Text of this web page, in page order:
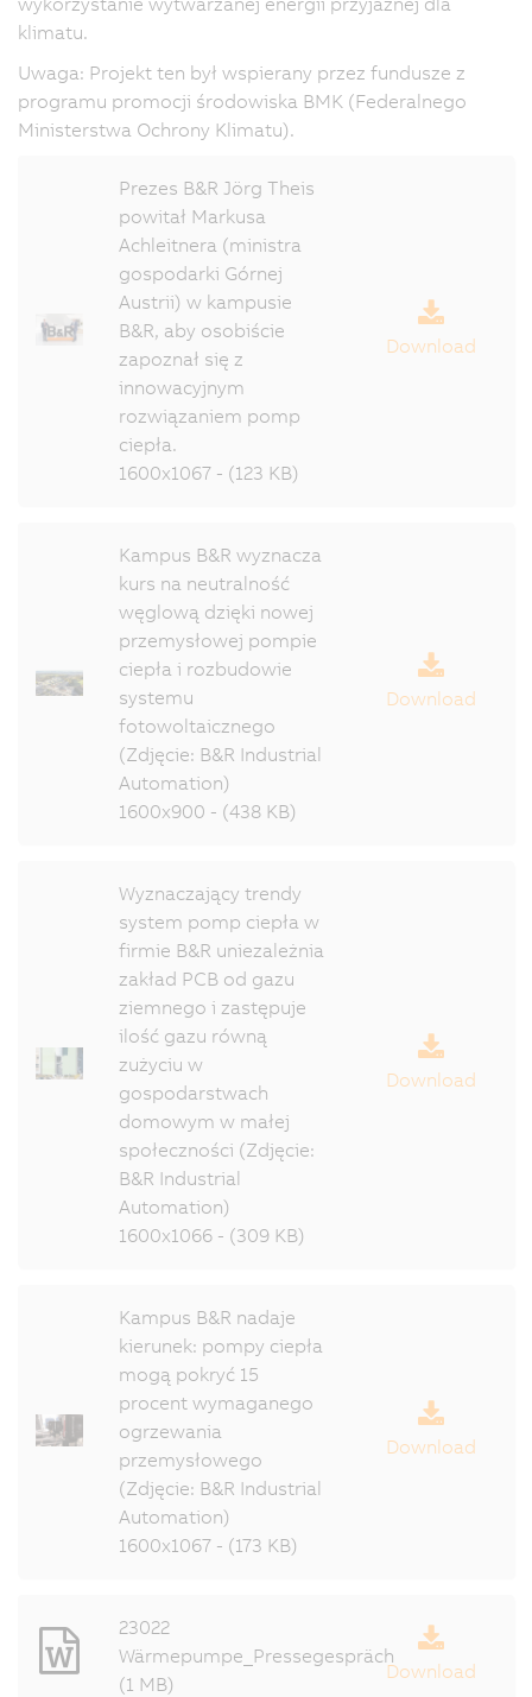
klimatu.
Uwaga: Projekt ten był wspierany przez fundusze z
programu promocji środowiska BMK (Federalnego
Ministerstwa Ochrony Klimatu).
Prezes B&R Jörg Theis
powitał Markusa
Achleitnera (ministra
gospodarki Górnej
Austrii) w kampusie
B&R, aby osobiście
zapoznał się z
innowacyjnym
rozwiązaniem pomp
ciepła.
1600x1067 - (123 KB)
Download
Kampus B&R wyznacza
kurs na neutralność
węglową dzięki nowej
przemysłowej pompie
ciepła i rozbudowie
systemu
fotowoltaicznego
(Zdjęcie: B&R Industrial
Automation)
1600x900 - (438 KB)
Download
Wyznaczający trendy
system pomp ciepła w
firmie B&R uniezależnia
zakład PCB od gazu
ziemnego i zastępuje
ilość gazu równą
zużyciu w
gospodarstwach
domowym w małej
społeczności (Zdjęcie:
B&R Industrial
Automation)
1600x1066 - (309 KB)
Download
Kampus B&R nadaje
kierunek: pompy ciepła
mogą pokryć 15
procent wymaganego
ogrzewania
przemysłowego
(Zdjęcie: B&R Industrial
Automation)
1600x1067 - (173 KB)
Download
23022
Wärmepumpe_Pressegespräch
(1 MB)
Download